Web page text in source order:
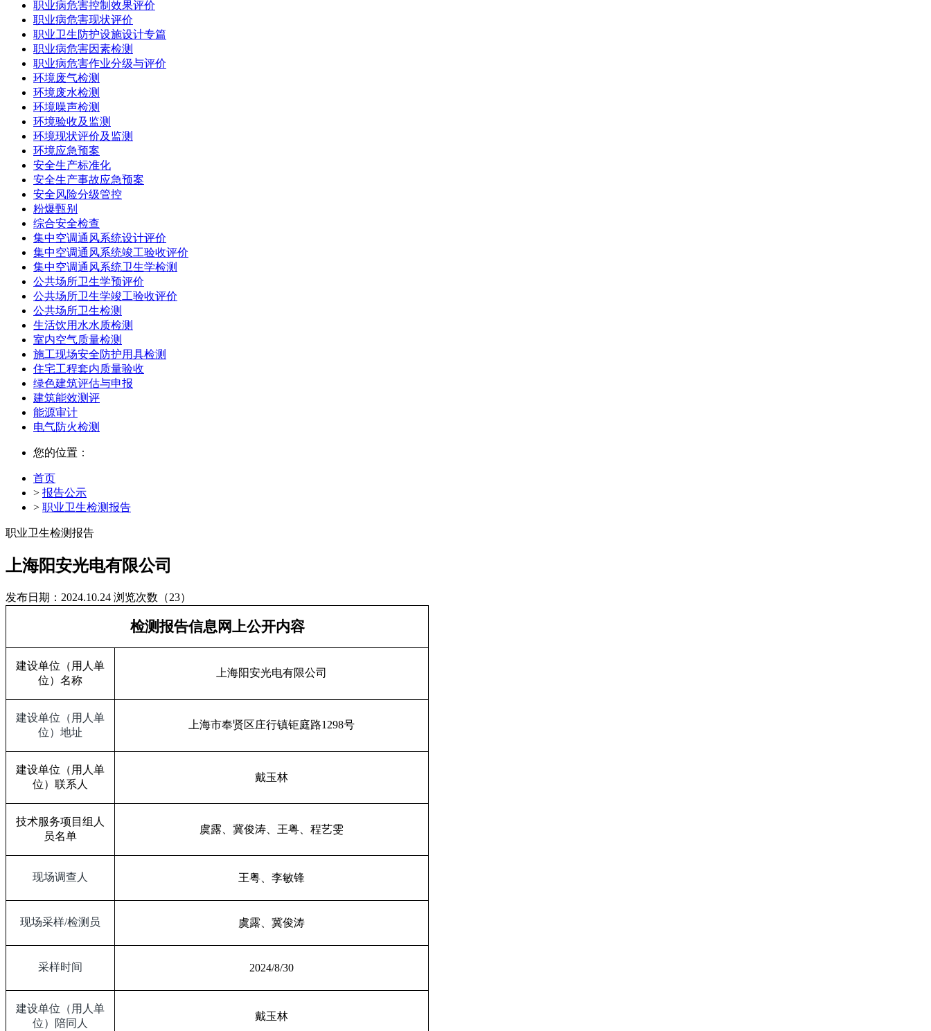
职业病危害控制效果评价
职业病危害现状评价
职业卫生防护设施设计专篇
职业病危害因素检测
职业病危害作业分级与评价
环境废气检测
环境废水检测
环境噪声检测
环境验收及监测
环境现状评价及监测
环境应急预案
安全生产标准化
安全生产事故应急预案
安全风险分级管控
粉爆甄别
综合安全检查
集中空调通风系统设计评价
集中空调通风系统竣工验收评价
集中空调通风系统卫生学检测
公共场所卫生学预评价
公共场所卫生学竣工验收评价
公共场所卫生检测
生活饮用水水质检测
室内空气质量检测
施工现场安全防护用具检测
住宅工程套内质量验收
绿色建筑评估与申报
建筑能效测评
能源审计
电气防火检测
您的位置：
首页
> 报告公示
> 职业卫生检测报告
职业卫生检测报告
上海阳安光电有限公司
发布日期：2024.10.24 浏览次数（23）
检测报告信息网上公开内容
建设单位（用人单
位）名称
上海阳安光电有限公司
建设单位（用人单
位）地址
上海市奉贤区庄行镇钜庭路1298号
建设单位（用人单
位）联系人
戴玉林
技术服务项目组人
员名单
虞露、冀俊涛、王粤、程艺雯
现场调查人 王粤、李敏锋
现场采样/检测员 虞露、冀俊涛
采样时间 2024/8/30
建设单位（用人单
位）陪同人
戴玉林